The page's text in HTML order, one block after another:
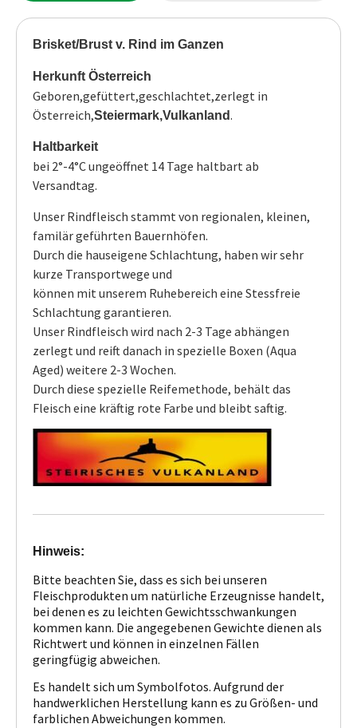
Brisket/Brust v. Rind im Ganzen
Herkunft Österreich
Geboren,gefüttert,geschlachtet,zerlegt in
Österreich,Steiermark,Vulkanland.
Haltbarkeit
bei 2°-4°C ungeöffnet 14 Tage haltbart ab
Versandtag.
Unser Rindfleisch stammt von regionalen, kleinen,
familär geführten Bauernhöfen.
Durch die hauseigene Schlachtung, haben wir sehr
kurze Transportwege und
können mit unserem Ruhebereich eine Stessfreie
Schlachtung garantieren.
Unser Rindfleisch wird nach 2-3 Tage abhängen
zerlegt und reift danach in spezielle Boxen (Aqua
Aged) weitere 2-3 Wochen.
Durch diese spezielle Reifemethode, behält das
Fleisch eine kräftig rote Farbe und bleibt saftig.
Hinweis:
Bitte beachten Sie, dass es sich bei unseren
Fleischprodukten um natürliche Erzeugnisse handelt,
bei denen es zu leichten Gewichtsschwankungen
kommen kann. Die angegebenen Gewichte dienen als
Richtwert und können in einzelnen Fällen
geringfügig abweichen.
Es handelt sich um Symbolfotos. Aufgrund der
handwerklichen Herstellung kann es zu Größen- und
farblichen Abweichungen kommen.